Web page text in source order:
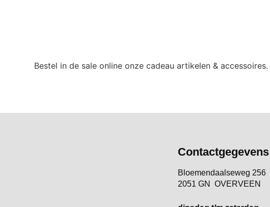
Bestel in de sale online onze cadeau artikelen &
Contactgegevens
Bloemendaalseweg 256
2051 GN OVERVEEN